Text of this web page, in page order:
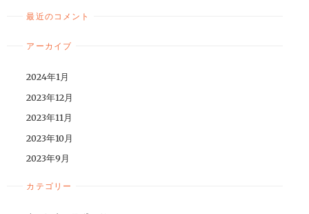
最近のコメント
アーカイブ
2024年1月
2023年12月
2023年11月
2023年10月
2023年9月
カテゴリー